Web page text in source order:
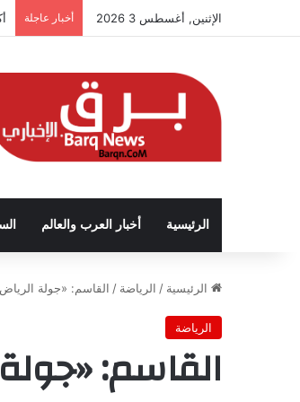
الإثنين, أغسطس 3 2026 أخبار عاجلة
الرئيسية أخبار العرب والعالم
الرئيسية / الرياضة / القاسم: «جولة
الرياضة
القاسم: